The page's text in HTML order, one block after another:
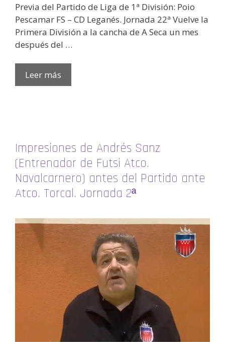
Previa del Partido de Liga de 1ª División: Poio
Pescamar FS – CD Leganés. Jornada 22ª Vuelve la
Primera División a la cancha de A Seca un mes
después del …
Leer más
Impresiones de Andrés Sanz
(Entrenador de Futsi Atco.
Navalcarnero) antes del Partido ante
Atco. Torcal. Jornada 2ª